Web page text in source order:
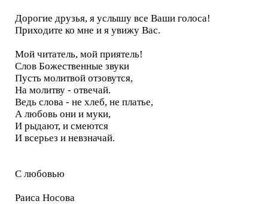
Дорогие друзья, я услышу все Ваши голоса!
Приходите ко мне и я увижу Вас.
Мой читатель, мой приятель!
Слов Божественные звуки
Пусть молитвой отзовутся,
На молитву - отвечай.
Ведь слова - не хлеб, не платье,
А любовь они и муки,
И рыдают, и смеются
И всерьез и невзначай.
С любовью
Раиса Носова